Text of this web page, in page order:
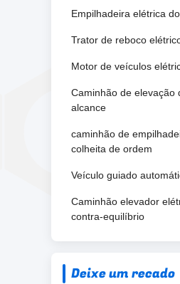
Empilhadeira elétrica
Trator de reboco
Motor de veículos
Caminhão de elevação
alcance
caminhão de
colheita de ordem
Veículo guiado
Caminhão elevador
contra-equilíbrio
Deixe um recado